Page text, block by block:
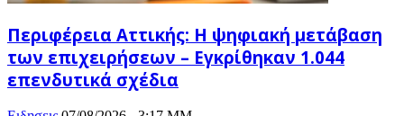
Περιφέρεια Αττικής: H ψηφιακή μετάβαση
των επιχειρήσεων – Εγκρίθηκαν 1.044
επενδυτικά σχέδια